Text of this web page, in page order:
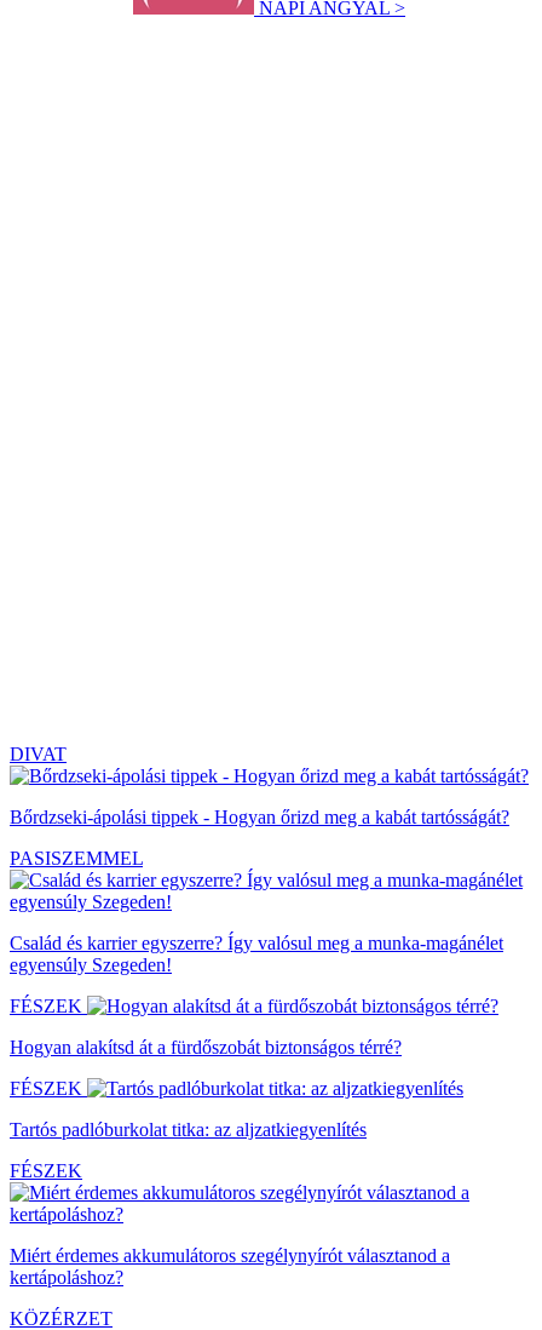
NAPI ANGYAL >
DIVAT
Bőrdzseki-ápolási tippek - Hogyan őrizd meg a kabát tartósságát?
PASISZEMMEL
Család és karrier egyszerre? Így valósul meg a munka-magánélet
egyensúly Szegeden!
FÉSZEK
Hogyan alakítsd át a fürdőszobát biztonságos térré?
FÉSZEK
Tartós padlóburkolat titka: az aljzatkiegyenlítés
FÉSZEK
Miért érdemes akkumulátoros szegélynyírót választanod a
kertápoláshoz?
KÖZÉRZET